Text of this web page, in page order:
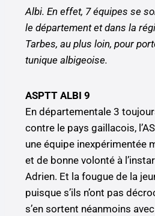
Albi. En effet, 7 équipes se
le département et dans la
Tarbes, au plus loin, pour
tunique albigeoise.
ASPTT ALBI 9
En départementale 3
contre le pays gaillacois,
une équipe inexpérimentée
et de bonne volonté à
Adrien. Et la fougue de la
puisque s’ils n’ont pas
s’en sortent néanmoins